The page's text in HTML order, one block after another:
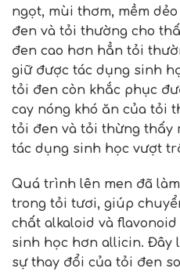
ngọt, mùi thơm, mềm
đen và tỏi thường cho
đen cao hơn hẳn tỏi
giữ được tác dụng sinh
tỏi đen còn khắc phục
cay nóng khó ăn của tỏi
tỏi đen và tỏi thừng thấy
tác dụng sinh học vượt
Quá trình lên men đã
trong tỏi tươi, giúp
chất alkaloid và
sinh học hơn allicin. Đây
sự thay đổi của tỏi đen